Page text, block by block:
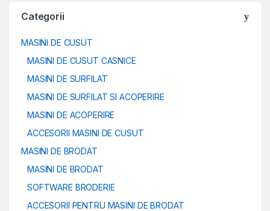
Categorii
MASINI DE CUSUT
MASINI DE CUSUT CASNICE
MASINI DE SURFILAT
MASINI DE SURFILAT SI ACOPERIRE
MASINI DE ACOPERIRE
ACCESORII MASINI DE CUSUT
MASINI DE BRODAT
MASINI DE BRODAT
SOFTWARE BRODERIE
ACCESORII PENTRU MASINI DE BRODAT